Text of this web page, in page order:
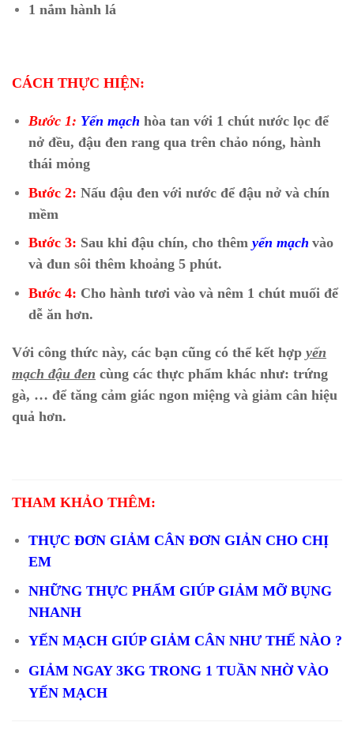
1 nắm hành lá
CÁCH THỰC HIỆN:
Bước 1: Yến mạch hòa tan với 1 chút nước lọc để
nở đều, đậu đen rang qua trên chảo nóng, hành
thái mỏng
Bước 2: Nấu đậu đen với nước để đậu nở và chín
mềm
Bước 3: Sau khi đậu chín, cho thêm yến mạch vào
và đun sôi thêm khoảng 5 phút.
Bước 4: Cho hành tươi vào và nêm 1 chút muối để
dễ ăn hơn.
Với công thức này, các bạn cũng có thể kết hợp yến
mạch đậu đen cùng các thực phẩm khác như: trứng
gà, … để tăng cảm giác ngon miệng và giảm cân hiệu
quả hơn.
THAM KHẢO THÊM:
THỰC ĐƠN GIẢM CÂN ĐƠN GIẢN CHO CHỊ
EM
NHỮNG THỰC PHẨM GIÚP GIẢM MỠ BỤNG
NHANH
YẾN MẠCH GIÚP GIẢM CÂN NHƯ THẾ NÀO ?
GIẢM NGAY 3KG TRONG 1 TUẦN NHỜ VÀO
YẾN MẠCH